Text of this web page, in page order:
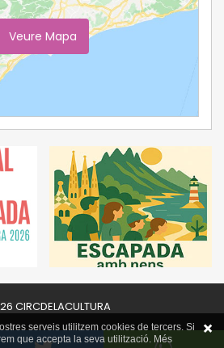
Veure Mapa
CIRCDELACULTURA
serveis utilitzem cookies de tercers. Si
que accepta la seva utilització. Més